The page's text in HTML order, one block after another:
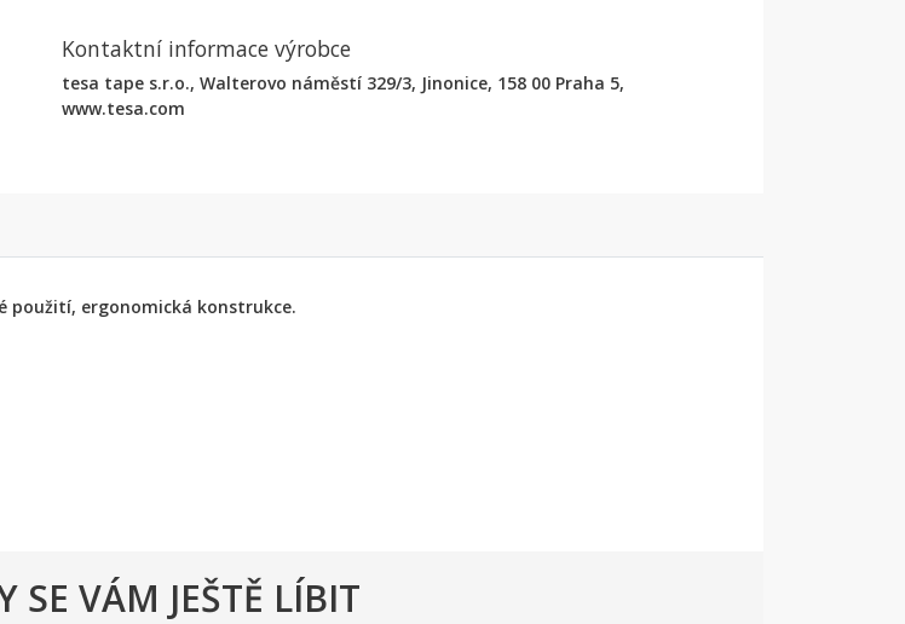
Kontaktní informace výrobce
tesa tape s.r.o., Walterovo náměstí 329/3, Jinonice, 158 00 Praha 5,
www.tesa.com
použití, ergonomická konstrukce.
SE VÁM JEŠTĚ LÍBIT